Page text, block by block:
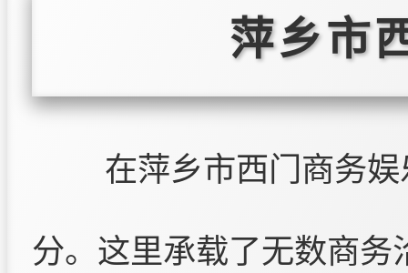
萍乡市
在萍乡市西门商务
分。这里承载了无数商